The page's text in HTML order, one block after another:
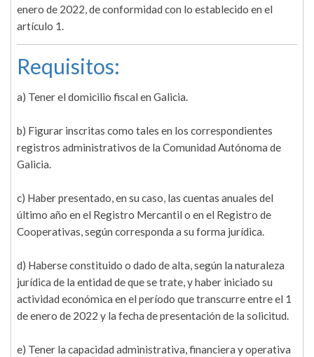
enero de 2022, de conformidad con lo establecido en el
artículo 1.
Requisitos:
a) Tener el domicilio fiscal en Galicia.
b) Figurar inscritas como tales en los correspondientes
registros administrativos de la Comunidad Autónoma de
Galicia.
c) Haber presentado, en su caso, las cuentas anuales del
último año en el Registro Mercantil o en el Registro de
Cooperativas, según corresponda a su forma jurídica.
d) Haberse constituido o dado de alta, según la naturaleza
jurídica de la entidad de que se trate, y haber iniciado su
actividad económica en el período que transcurre entre el 1
de enero de 2022 y la fecha de presentación de la solicitud.
e) Tener la capacidad administrativa, financiera y operativa